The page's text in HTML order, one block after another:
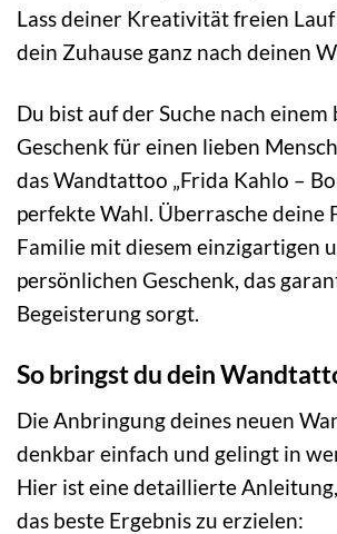
Lass deiner Kreativität freien
dein Zuhause ganz nach deinen
Du bist auf der Suche nach einem
Geschenk für einen lieben
das Wandtattoo „Frida Kahlo –
perfekte Wahl. Überrasche deine
Familie mit diesem einzigartigen
persönlichen Geschenk, das
Begeisterung sorgt.
So bringst du dein
Die Anbringung deines neuen
denkbar einfach und gelingt in
Hier ist eine detaillierte
das beste Ergebnis zu erzielen: